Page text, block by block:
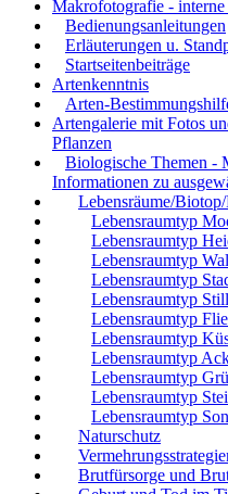
Makrofotografie - interne
Bedienungsanleitungen
Erläuterungen u.
Startseitenbeiträge
Artenkenntnis
Arten-
Artengalerie mit Fotos
Pflanzen
Biologische Themen -
Informationen zu
Lebensräume/
Lebensraumtyp
Lebensraumtyp
Lebensraumtyp
Lebensraumtyp
Lebensraumtyp
Lebensraumtyp
Lebensraumtyp
Lebensraumtyp
Lebensraumtyp
Lebensraumtyp
Lebensraumtyp
Naturschutz
Brutfürsorge und